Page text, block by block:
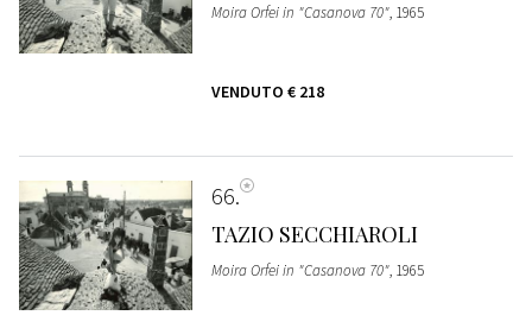
Moira Orfei in "Casanova 70", 1965
VENDUTO € 218
66
TAZIO SECCHIAROLI
Moira Orfei in "Casanova 70", 1965